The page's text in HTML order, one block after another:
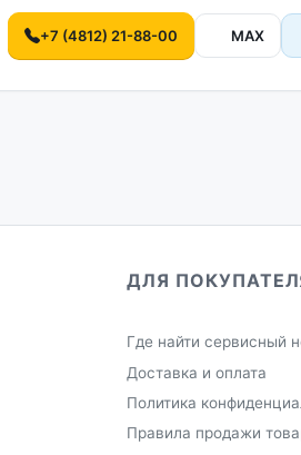
+7 (4812) 21-88-00 MAX
ДЛЯ
Где найти сервисный
Доставка и оплата
Политика
Правила продажи